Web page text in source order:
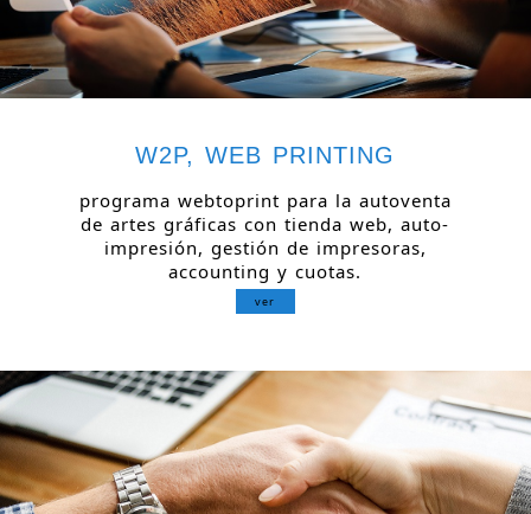
W2P, WEB PRINTING
programa webtoprint para la autoventa
de artes gráficas con tienda web, auto-
impresión, gestión de impresoras,
accounting y cuotas.
ver